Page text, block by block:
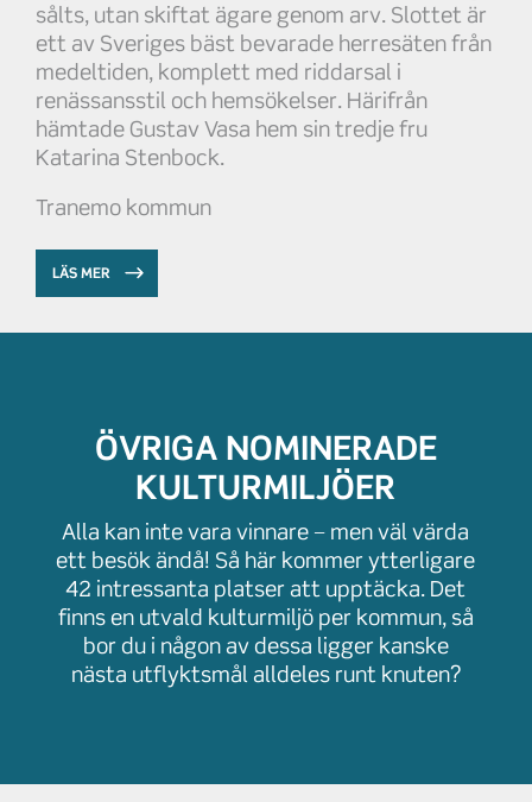
sålts, utan skiftat ägare genom arv. Slottet är
ett av Sveriges bäst bevarade herresäten från
medeltiden, komplett med riddarsal i
renässansstil och hemsökelser. Härifrån
hämtade Gustav Vasa hem sin tredje fru
Katarina Stenbock.
Tranemo kommun
LÄS MER
ÖVRIGA NOMINERADE
KULTURMILJÖER
Alla kan inte vara vinnare − men väl värda
ett besök ändå! Så här kommer ytterligare
42 intressanta platser att upptäcka. Det
finns en utvald kulturmiljö per kommun, så
bor du i någon av dessa ligger kanske
nästa utflyktsmål alldeles runt knuten?